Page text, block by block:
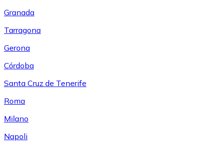
Granada
Tarragona
Gerona
Córdoba
Santa Cruz de Tenerife
Roma
Milano
Napoli